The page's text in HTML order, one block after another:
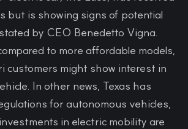
but is showing signs of potential
by CEO Benedetto Vigna.
to more affordable models,
customers might show interest in
In other news, Texas has
for autonomous vehicles,
in electric mobility are